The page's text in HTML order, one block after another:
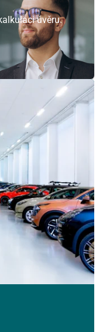
úvěru.
NE
1 2
7 8
21 22 23
29 30
6